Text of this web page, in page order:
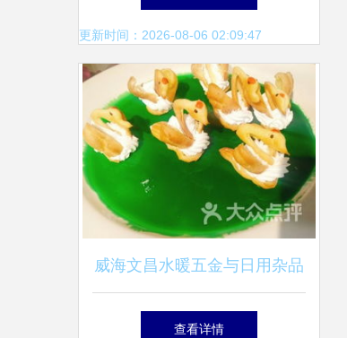
更新时间：2026-08-06 02:09:47
威海文昌水暖五金与日用杂品
附近的商户指南
查看详情